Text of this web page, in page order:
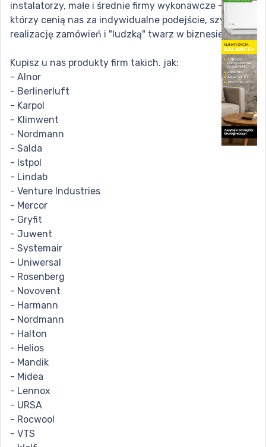
instalatorzy, małe i średnie firmy wykonawcze - ludzie,
którzy cenią nas za indywidualne podejście, szybką
realizację zamówień i "ludzką" twarz w biznesie.
Kupisz u nas produkty firm takich. jak:
- Alnor
- Berlinerluft
- Karpol
- Klimwent
- Nordmann
- Salda
- Istpol
- Lindab
- Venture Industries
- Mercor
- Gryfit
- Juwent
- Systemair
- Uniwersal
- Rosenberg
- Novovent
- Harmann
- Nordmann
- Halton
- Helios
- Mandik
- Midea
- Lennox
- URSA
- Rocwool
- VTS